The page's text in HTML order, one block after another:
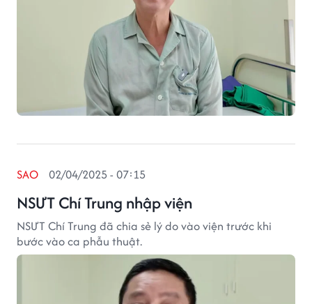
NSƯT Chí Trung nhập viện
SAO 02/04/2025 - 07:15
NSƯT Chí Trung đã chia sẻ lý do vào viện trước khi
bước vào ca phẫu thuật.